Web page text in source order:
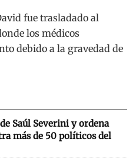
fue trasladado al
los médicos
debido a la gravedad de
Saúl Severini y ordena
más de 50 políticos del